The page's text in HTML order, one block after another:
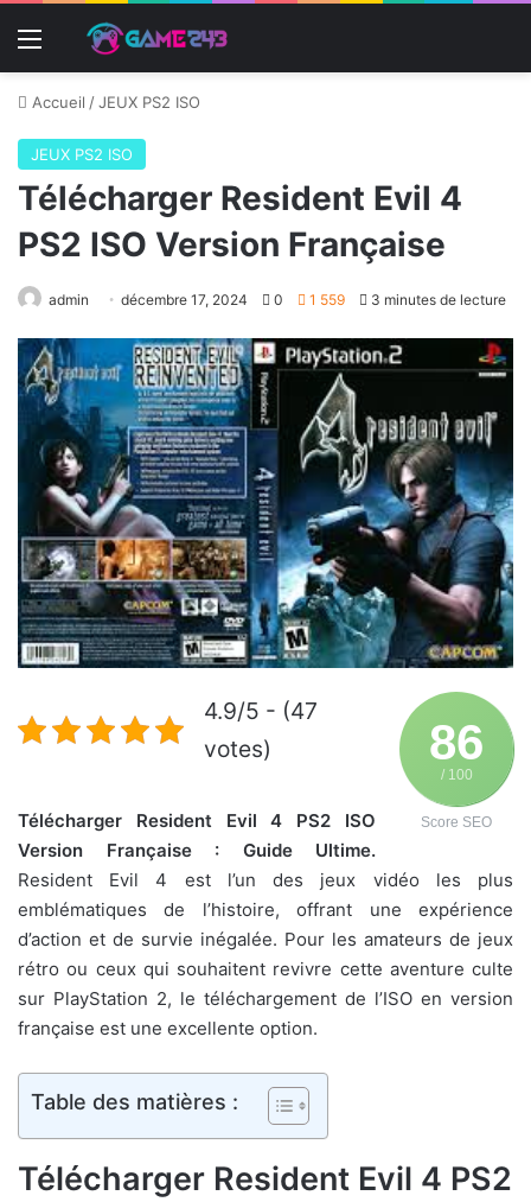
Menu
Accueil /JEUX PS2 ISO
JEUX PS2 ISO
Télécharger Resident Evil 4
PS2 ISO Version Française
admin décembre 17, 2024 0 1 559 3 minutes de lecture
86
/ 100
Score SEO
4.9/5 - (47
votes)
Télécharger Resident Evil 4 PS2 ISO
Version Française : Guide Ultime.
Resident Evil 4 est l’un des jeux vidéo les plus
emblématiques de l’histoire, offrant une expérience
d’action et de survie inégalée. Pour les amateurs de jeux
rétro ou ceux qui souhaitent revivre cette aventure culte
sur PlayStation 2, le téléchargement de l’ISO en version
française est une excellente option.
Table des matières :
Télécharger Resident Evil 4 PS2